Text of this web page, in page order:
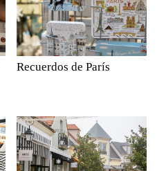
Recuerdos de París